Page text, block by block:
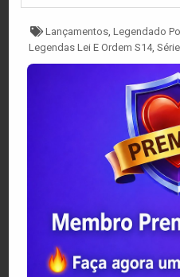
Tagged
Lançamentos Legendado
Legendas Lei E Ordem S14,